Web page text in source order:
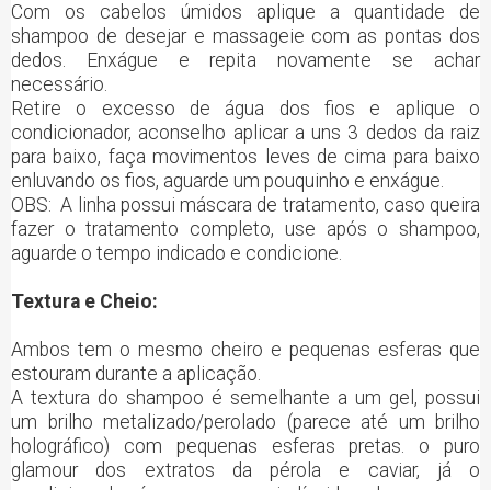
Com os cabelos úmidos aplique a quantidade de
shampoo de desejar e massageie com as pontas dos
dedos. Enxágue e repita novamente se achar
necessário.
Retire o excesso de água dos fios e aplique o
condicionador, aconselho aplicar a uns 3 dedos da raiz
para baixo, faça movimentos leves de cima para baixo
enluvando os fios, aguarde um pouquinho e enxágue.
OBS: A linha possui máscara de tratamento, caso queira
fazer o tratamento completo, use após o shampoo,
aguarde o tempo indicado e condicione.
Textura e Cheio:
Ambos tem o mesmo cheiro e pequenas esferas que
estouram durante a aplicação.
A textura do shampoo é semelhante a um gel, possui
um brilho metalizado/perolado (parece até um brilho
holográfico) com pequenas esferas pretas. o puro
glamour dos extratos da pérola e caviar, já o